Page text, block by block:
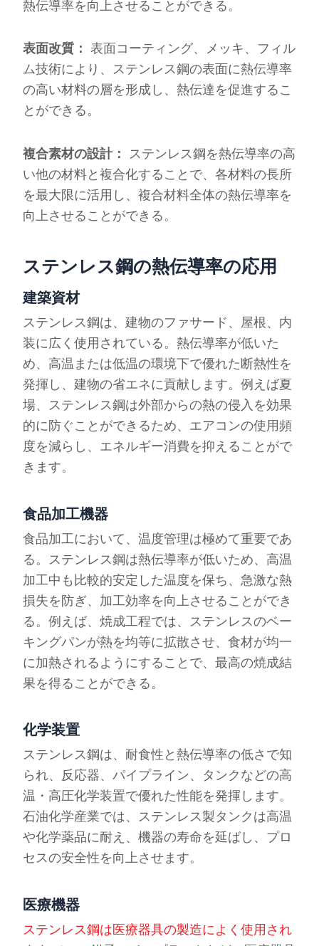
熱伝導率を向上させることができる。
表面改質： 表面コーティング、メッキ、フィル
ム技術により、ステンレス鋼の表面に熱伝導率
の高い材料の層を形成し、熱伝達を促進するこ
とができる。
複合素材の設計： ステンレス鋼を熱伝導率の高
い他の材料と複合化することで、各材料の長所
を最大限に活用し、複合材料全体の熱伝導率を
向上させることができる。
ステンレス鋼の熱伝導率の応用
建築資材
ステンレス鋼は、建物のファサード、屋根、内
装に広く使用されている。熱伝導率が低いた
め、高温または低温の環境下で優れた断熱性を
発揮し、建物の省エネに貢献します。例えば夏
場、ステンレス鋼は外部からの熱の侵入を効果
的に防ぐことができるため、エアコンの使用頻
度を減らし、エネルギー消費を抑えることがで
きます。
食品加工機器
食品加工において、温度管理は極めて重要であ
る。ステンレス鋼は熱伝導率が低いため、高温
加工中も比較的安定した温度を保ち、急激な熱
損失を防ぎ、加工効率を向上させることができ
る。例えば、焼成工程では、ステンレスのベー
キングパンが熱を均等に拡散させ、食材が均一
に加熱されるようにすることで、最高の焼成結
果を得ることができる。
化学装置
ステンレス鋼は、耐食性と熱伝導率の低さで知
られ、反応器、パイプライン、タンクなどの高
温・高圧化学装置で優れた性能を発揮します。
石油化学産業では、ステンレス製タンクは高温
や化学薬品に耐え、機器の寿命を延ばし、プロ
セスの安全性を向上させます。
医療機器
ステンレス鋼は医療器具の製造によく使用され